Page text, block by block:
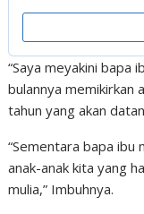
“Saya meyakini bapa
bulannya memikirkan
tahun yang akan
“Sementara bapa ibu
anak-anak kita yang
mulia,” Imbuhnya.